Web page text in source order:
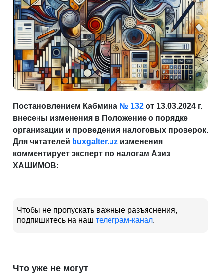
Постановлением Кабмина № 132 от 13.03.2024 г.
внесены изменения в Положение о порядке
организации и проведения налоговых проверок.
Для читателей buxgalter.uz изменения
комментирует эксперт по налогам Азиз
ХАШИМОВ:
Чтобы не пропускать важные разъяснения,
подпишитесь на наш телеграм-канал.
Что уже не могут